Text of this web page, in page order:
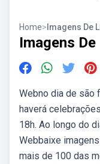
Home> Imagens De
Imagens
Webno dia de são
haverá
18h. Ao longo do
Webbaixe
mais de 100 das